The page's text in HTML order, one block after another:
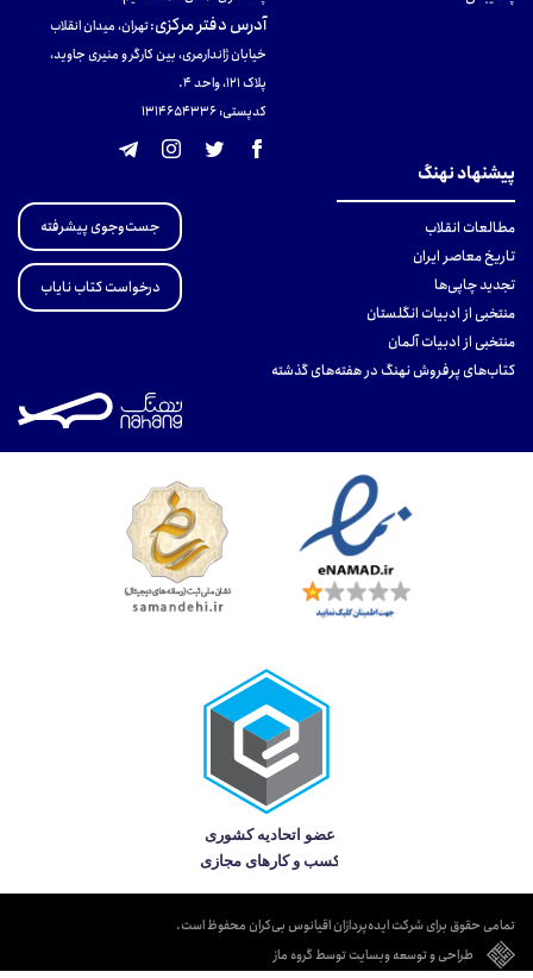
آدرس دفتر مرکزی:تهران، میدان انقلاب
خیابان ژاندارمری، بین کارگر و منیری جاوید،
پلاک 121، واحد ۴.
کدپستی: 131465433۶
پیشنهاد نهنگ
مطالعات انقلاب
تاریخ معاصر ایران
تجدید چاپی‌ها
منتخبی از ادبیات انگلستان
منتخبی از ادبیات آلمان
کتاب‌های پرفروش نهنگ در هفته‌های گذشته
جست‌وجوی پیشرفته
درخواست کتاب نایاب
تمامی حقوق برای شرکت ایده‌پردازان اقیانوس بی‌کران محفوظ است.
طراحی و توسعه وبسایت توسط گروه ماز